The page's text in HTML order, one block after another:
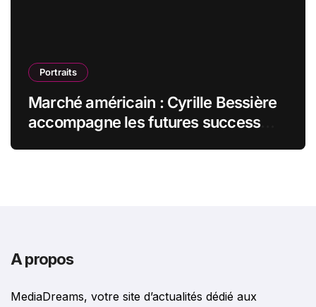
Portraits
Marché américain : Cyrille Bessière
accompagne les futures success
A propos
MediaDreams, votre site d’actualités dédié aux